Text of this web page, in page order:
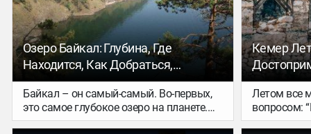
Озеро Байкал: Глубина, Где
Находится, Как Добраться,
Природные
Достопримечательности
Байкал – он самый-самый. Во-первых,
это самое глубокое озеро на планете.
Во-вторых, это самое древнее озеро на
Кемер
Шоппинг
Летом все
вопросом: